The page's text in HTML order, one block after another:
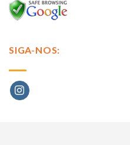
SIGA-NOS: